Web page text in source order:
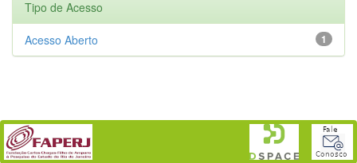
Tipo de Acesso
1
Acesso Aberto